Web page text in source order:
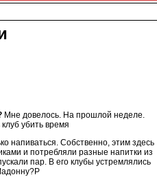
Мне довелось. На прошлой неделе.
убить время
напиваться. Собственно, этим здесь
и потребляли разные напитки из
пар. В его клубы устремлялись